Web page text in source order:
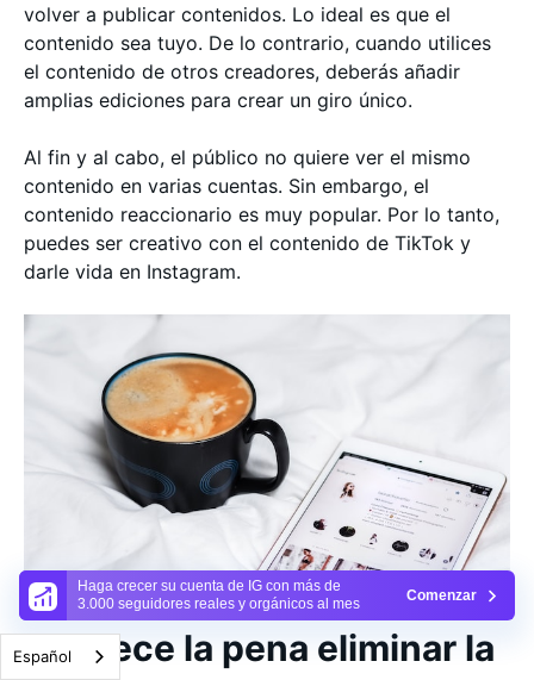
Haga crecer su cuenta de IG con más de
3.000 seguidores reales y orgánicos al mes
Comenzar
volver a publicar contenidos. Lo ideal es que el
contenido sea tuyo. De lo contrario, cuando utilices
el contenido de otros creadores, deberás añadir
amplias ediciones para crear un giro único.
Al fin y al cabo, el público no quiere ver el mismo
contenido en varias cuentas. Sin embargo, el
contenido reaccionario es muy popular. Por lo tanto,
puedes ser creativo con el contenido de TikTok y
darle vida en Instagram.
¿Merece la pena eliminar la
Español